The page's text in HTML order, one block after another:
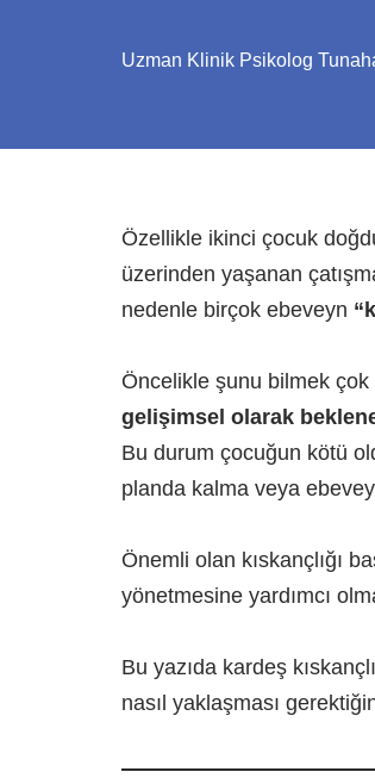
Uzman Klinik Psikolog
Özellikle ikinci çocuk
üzerinden yaşanan
nedenle birçok ebeveyn
Öncelikle şunu bilmek çok
gelişimsel olarak
Bu durum çocuğun kötü
planda kalma veya
Önemli olan kıskançlığı
yönetmesine yardımcı
Bu yazıda kardeş
nasıl yaklaşması